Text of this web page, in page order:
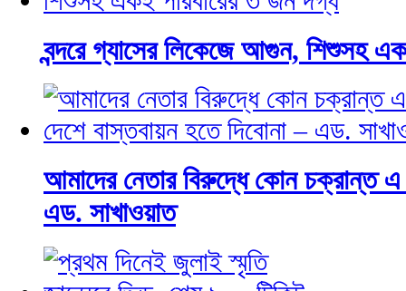
বন্দরে গ্যাসের লিকেজে আগুন, শিশুসহ
আমাদের নেতার বিরুদ্ধে কোন চক্রান্ত এ
এড. সাখাওয়াত